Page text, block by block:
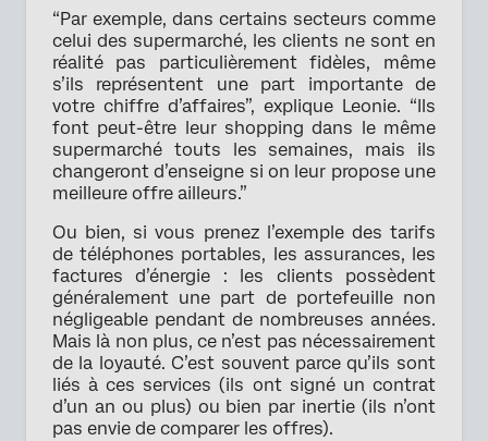
“Par exemple, dans certains secteurs comme
celui des supermarché, les clients ne sont en
réalité pas particulièrement fidèles, même
s’ils représentent une part importante de
votre chiffre d’affaires”, explique Leonie. “Ils
font peut-être leur shopping dans le même
supermarché touts les semaines, mais ils
changeront d’enseigne si on leur propose une
meilleure offre ailleurs.”
Ou bien, si vous prenez l’exemple des tarifs
de téléphones portables, les assurances, les
factures d’énergie : les clients possèdent
généralement une part de portefeuille non
négligeable pendant de nombreuses années.
Mais là non plus, ce n’est pas nécessairement
de la loyauté. C’est souvent parce qu’ils sont
liés à ces services (ils ont signé un contrat
d’un an ou plus) ou bien par inertie (ils n’ont
pas envie de comparer les offres).